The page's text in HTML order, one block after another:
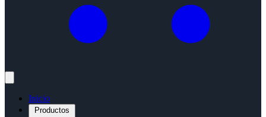
Inicio
Productos